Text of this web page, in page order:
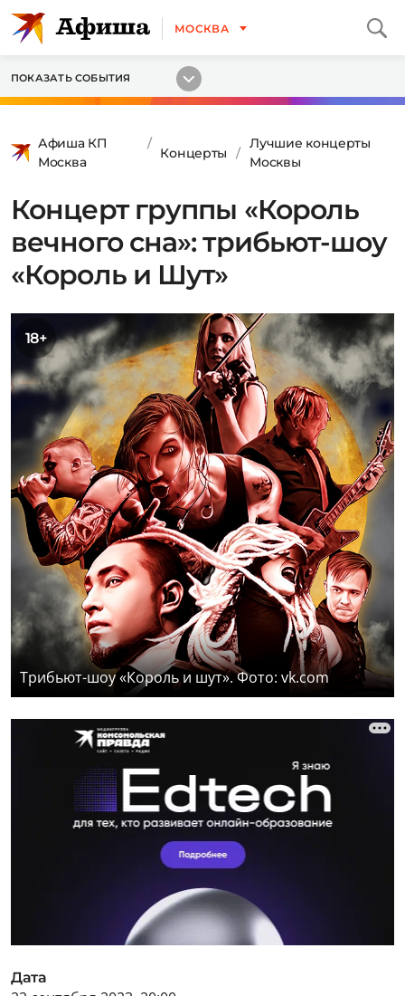
МОСКВА
ПОКАЗАТЬ СОБЫТИЯ
Афиша КП
Москва
Концерты
Лучшие концерты
Москвы
Концерт группы «Король
вечного сна»: трибьют-шоу
«Король и Шут»
18+
Трибьют-шоу «Король и шут». Фото: vk.com
Дата